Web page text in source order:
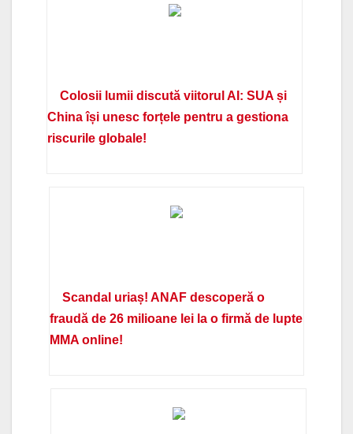
Colosii lumii discută viitorul AI: SUA și
China își unesc forțele pentru a gestiona
riscurile globale!
Scandal uriaș! ANAF descoperă o
fraudă de 26 milioane lei la o firmă de lupte
MMA online!